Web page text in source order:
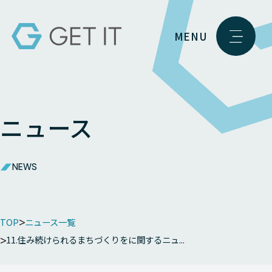
MENU
ニュース
NEWS
TOP ニュース一覧
11.住み続けられるまちづくりをに関するニュ...